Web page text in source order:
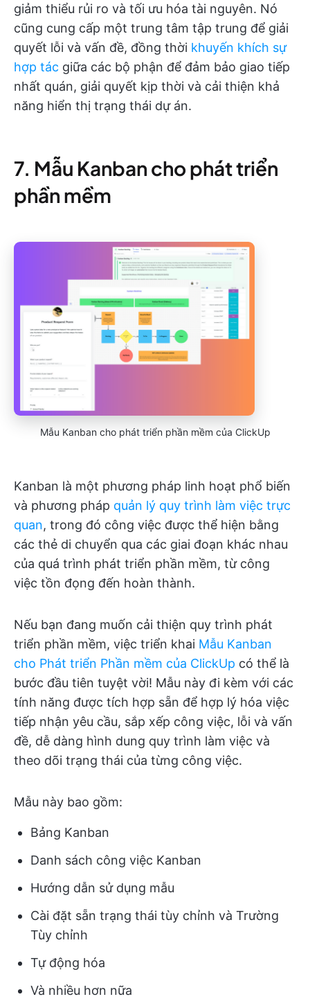
giảm thiểu rủi ro và tối ưu hóa tài nguyên. Nó
cũng cung cấp một trung tâm tập trung để giải
quyết lỗi và vấn đề, đồng thời khuyến khích sự
hợp tác giữa các bộ phận để đảm bảo giao tiếp
nhất quán, giải quyết kịp thời và cải thiện khả
năng hiển thị trạng thái dự án.
7. Mẫu Kanban cho phát triển
phần mềm
Mẫu Kanban cho phát triển phần mềm của ClickUp
Kanban là một phương pháp linh hoạt phổ biến
và phương pháp quản lý quy trình làm việc trực
quan, trong đó công việc được thể hiện bằng
các thẻ di chuyển qua các giai đoạn khác nhau
của quá trình phát triển phần mềm, từ công
việc tồn đọng đến hoàn thành.
Nếu bạn đang muốn cải thiện quy trình phát
triển phần mềm, việc triển khai Mẫu Kanban
cho Phát triển Phần mềm của ClickUp có thể là
bước đầu tiên tuyệt vời! Mẫu này đi kèm với các
tính năng được tích hợp sẵn để hợp lý hóa việc
tiếp nhận yêu cầu, sắp xếp công việc, lỗi và vấn
đề, dễ dàng hình dung quy trình làm việc và
theo dõi trạng thái của từng công việc.
Mẫu này bao gồm:
Bảng Kanban
Danh sách công việc Kanban
Hướng dẫn sử dụng mẫu
Cài đặt sẵn trạng thái tùy chỉnh và Trường
Tùy chỉnh
Tự động hóa
Và nhiều hơn nữa